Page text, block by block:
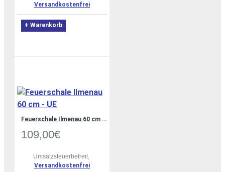
Versandkostenfrei
+ Warenkorb
Feuerschale Ilmenau 60 cm - UE
109,00€
Umsatzsteuerbefreit,
Versandkostenfrei